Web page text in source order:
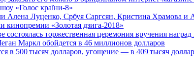
«Голос країни-8»
Алена Луценко, Србуя Саргсян, Кристина Храмова и
кинопремии «Золотая дзига-2018»
состоялась торжественная церемония вручения
Маркл обойдется в 46 миллионов долларов
в 500 тысяч долларов, угощение — в 409 тысяч